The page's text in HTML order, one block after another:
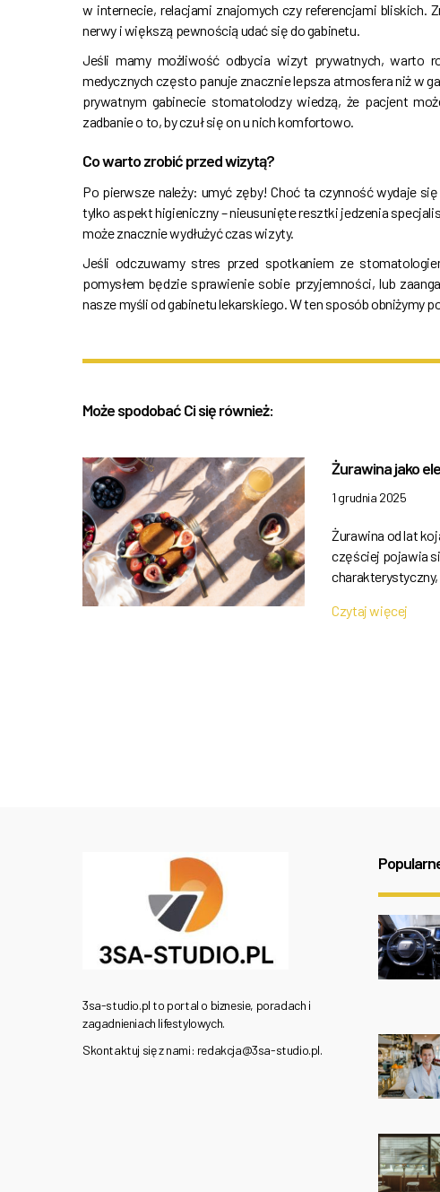
w internecie, relacjami znajomych czy referencjami bliskich.
nerwy i większą pewnością udać się do gabinetu.
Jeśli mamy możliwość odbycia wizyt prywatnych, warto
medycznych często panuje znacznie lepsza atmosfera niż w
prywatnym gabinecie stomatolodzy wiedzą, że pacjent
zadbanie o to, by czuł się on u nich komfortowo.
Co warto zrobić przed wizytą?
Po pierwsze należy: umyć zęby! Choć ta czynność wydaje
tylko aspekt higieniczny – nieusunięte resztki jedzenia
może znacznie wydłużyć czas wizyty.
Jeśli odczuwamy stres przed spotkaniem ze
pomysłem będzie sprawienie sobie przyjemności, lub
nasze myśli od gabinetu lekarskiego. W ten sposób obniżymy
Może spodobać Ci się również:
Żurawina jako
1 grudnia 2025
Żurawina od lat
częściej pojawia
Czytaj więcej
3sa-studio.pl to portal o biznesie, poradach i
zagadnieniach lifestylowych.
Skontaktuj się z nami: redakcja@3sa-studio.pl.